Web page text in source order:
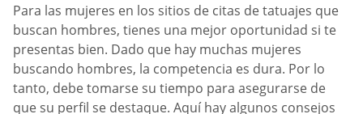
Para las mujeres en los sitios de citas de tatuajes que
buscan hombres, tienes una mejor oportunidad si te
presentas bien. Dado que hay muchas mujeres
buscando hombres, la competencia es dura. Por lo
tanto, debe tomarse su tiempo para asegurarse de
que su perfil se destaque. Aquí hay algunos consejos